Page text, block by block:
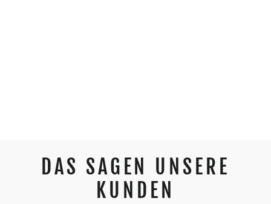
DAS SAGEN UNSERE
KUNDEN